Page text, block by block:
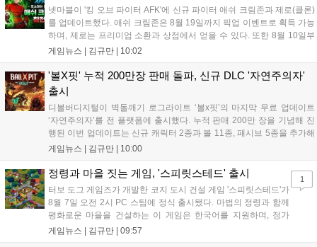
율적인 의사결정을 지원하고 있습니다....
넷마블이 '킹 오브 파이터 AFK'에 신규 파이터 애쉬 크림존과 제로(클론)
를 업데이트했다. 애쉬 크림존은 8월 19일까지 픽업 이벤트로 획득 가능
하며, 제로는 프리미엄 소환과 상점에서 얻을 수 있다. 또한 8월 10일부
터 14일까지 럭키 엘피 이벤트로 론을, 13일부터 26일까지 트로피칼 아
로 전략적 전투의 재미가 더욱 강화될 것으로 기대된다....
게임뉴스 | 김규만 | 10:02
'볼X핏' 누적 200만장 판매 돌파, 신규 DLC '자연주의자'
출시
디볼버디지털이 벽돌깨기 로그라이트 ‘볼x핏’의 마지막 무료 업데이트
‘자연주의자’를 전 플랫폼에 출시했다. 누적 판매 200만 장을 기념해 진
행된 이번 업데이트는 신규 캐릭터 2종과 볼 11종, 패시브 5종을 추가해
전략적 재미를 높였다. 게임은 PC와 콘솔, 모바일에서 한글판으로 즐길
라고 밝혀 향후 행보에 기대감을 모으고 있다. 상세 정보는 공식 홈페이
지에서 확인 가능하다....
게임뉴스 | 김규만 | 10:00
정령과 마을 짓는 게임, '스피릿스테드' 출시
터보 도그 게임즈가 개발한 코지 도시 건설 게임 '스피릿스테드'가
8월 7일 오전 2시 PC 스팀에 정식 출시됐다. 마법의 정령과 함께
평화로운 마을을 건설하는 이 게임은 한국어를 지원하며, 정가
10,700원에서 10% 할인된 9,630원에 판매된다. 플레이어는 어
게임뉴스 | 김규만 | 09:57
1